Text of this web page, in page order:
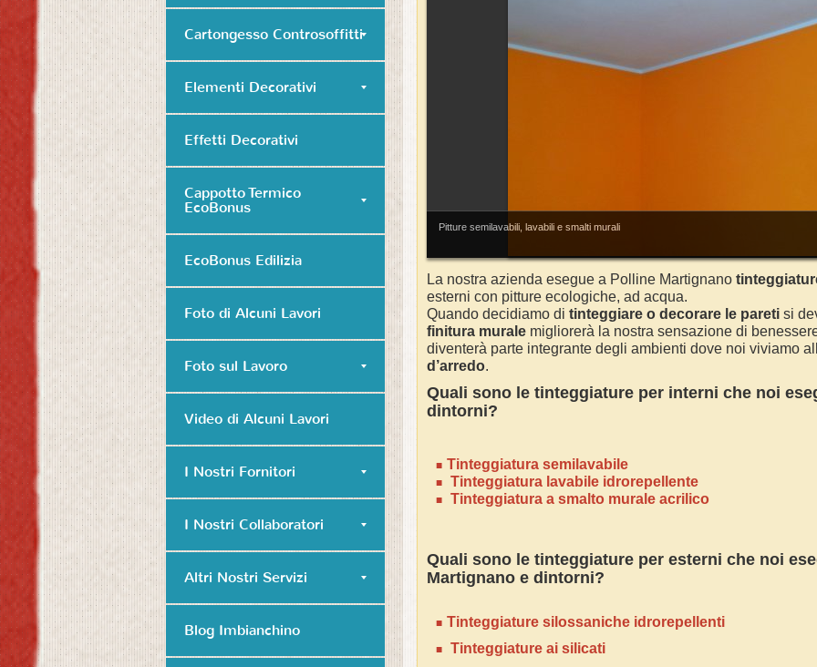
Pitture semilavabili, lavabili e smalti murali
La nostra azienda esegue a Polline Martignano
esterni con pitture ecologiche, ad acqua.
Quando decidiamo di tinteggiare o decorare le pareti si
finitura murale migliorerà la nostra sensazione di
diventerà parte integrante degli ambienti dove noi viviamo
d’arredo.
Quali sono le tinteggiature per interni che noi
dintorni?
Tinteggiatura semilavabile
Tinteggiatura lavabile idrorepellente
Tinteggiatura a smalto murale acrilico
Quali sono le tinteggiature per esterni che noi
Martignano e dintorni?
Tinteggiature silossaniche idrorepellenti
Tinteggiature ai silicati
Cartongesso Controsoffitti
Elementi Decorativi
Effetti Decorativi
Cappotto Termico
EcoBonus
EcoBonus Edilizia
Foto di Alcuni Lavori
Foto sul Lavoro
Video di Alcuni Lavori
I Nostri Fornitori
I Nostri Collaboratori
Altri Nostri Servizi
Blog Imbianchino